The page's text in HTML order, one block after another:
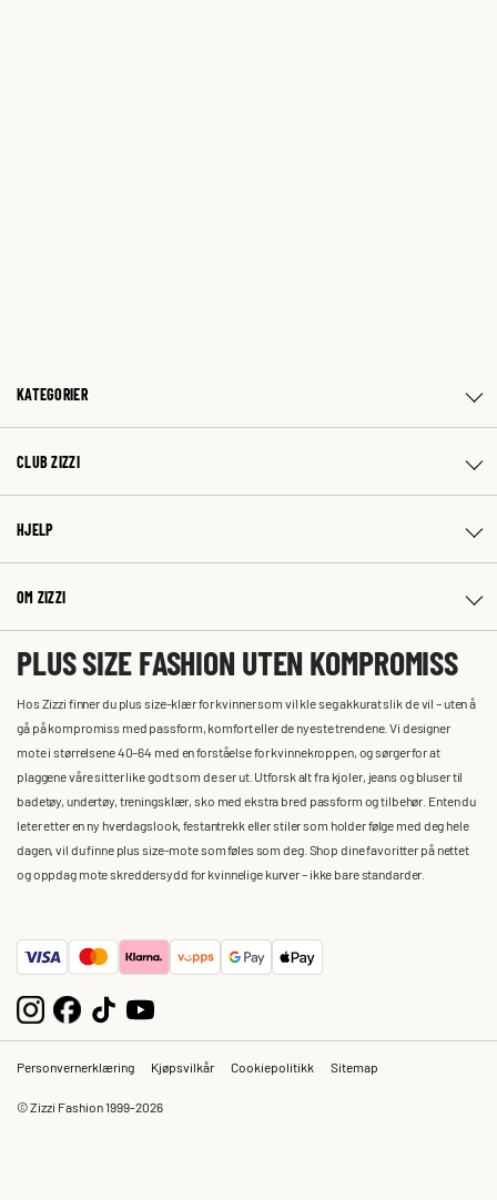
KATEGORIER
CLUB ZIZZI
HJELP
OM ZIZZI
PLUS SIZE FASHION UTEN KOMPROMISS
Hos Zizzi finner du plus size-klær for kvinner som vil kle seg akkurat slik de vil – uten å
gå på kompromiss med passform, komfort eller de nyeste trendene. Vi designer
mote i størrelsene 40–64 med en forståelse for kvinnekroppen, og sørger for at
plaggene våre sitter like godt som de ser ut. Utforsk alt fra kjoler, jeans og bluser til
badetøy, undertøy, treningsklær, sko med ekstra bred passform og tilbehør. Enten du
leter etter en ny hverdagslook, festantrekk eller stiler som holder følge med deg hele
dagen, vil du finne plus size-mote som føles som deg. Shop dine favoritter på nettet
og oppdag mote skreddersydd for kvinnelige kurver – ikke bare standarder.
Personvernerklæring Kjøpsvilkår Cookiepolitikk Sitemap
© Zizzi Fashion 1999-2026